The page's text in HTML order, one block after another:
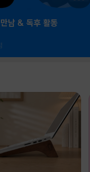
만남 & 독후 활동